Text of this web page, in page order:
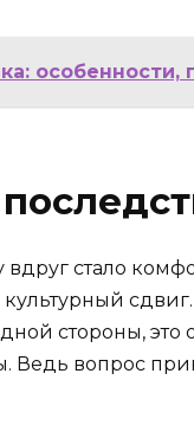
стало
стороны,
вопрос